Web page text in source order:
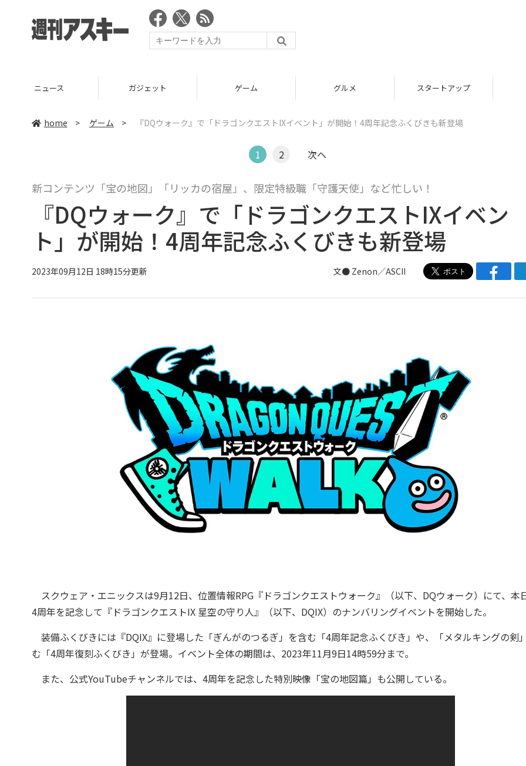
ニュース ガジェット ゲーム グルメ スタートアップ
home > ゲーム > 『DQウォーク』で「ドラゴンクエストIXイベント」が開始！4周年記念ふくびきも新登場
1 2 次へ
新コンテンツ「宝の地図」「リッカの宿屋」、限定特級職「守護天使」など忙しい！
『DQウォーク』で「ドラゴンクエストIXイベン
ト」が開始！4周年記念ふくびきも新登場
2023年09月12日 18時15分更新 文● Zenon／ASCII
スクウェア・エニックスは9月12日、位置情報RPG『ドラゴンクエストウォーク』（以下、DQウォーク）にて、本
4周年を記念して『ドラゴンクエストIX 星空の守り人』（以下、DQIX）のナンバリングイベントを開始した。
装備ふくびきには『DQIX』に登場した「ぎんがのつるぎ」を含む「4周年記念ふくびき」や、「メタルキングの剣
む「4周年復刻ふくびき」が登場。イベント全体の期間は、2023年11月9日14時59分まで。
また、公式YouTubeチャンネルでは、4周年を記念した特別映像「宝の地図篇」も公開している。